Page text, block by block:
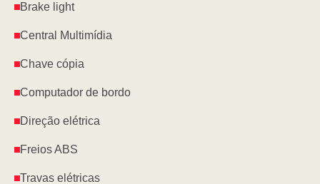
Brake light
Central Multimídia
Chave cópia
Computador de bordo
Direção elétrica
Freios ABS
Travas elétricas